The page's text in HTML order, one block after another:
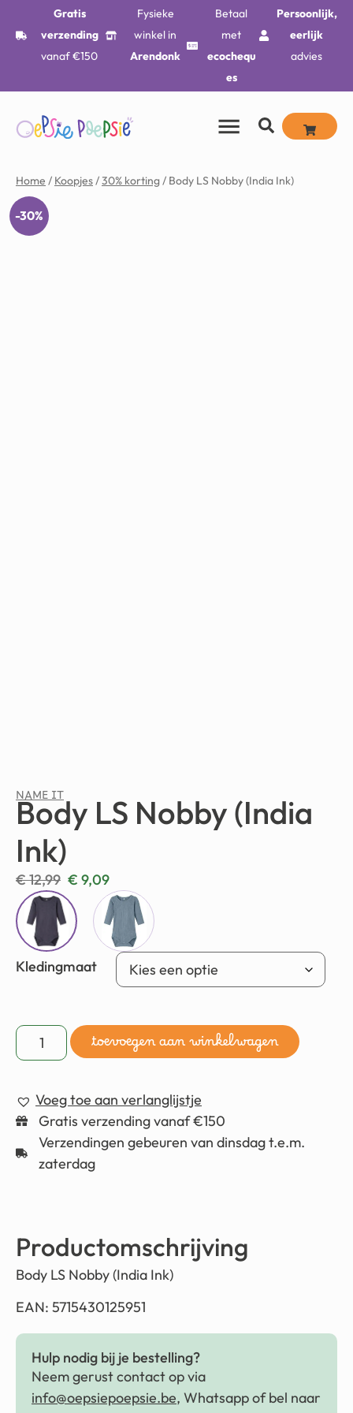
Gratis
verzending
vanaf €150
Fysieke
winkel in
Arendonk
Betaal
met
ecochequ
es
Persoonlijk,
eerlijk
advies
Home / Koopjes/30% korting/ Body LS Nobby (India Ink)
-30%
NAME IT
Body LS Nobby (India
Ink)
€12,99 € 9,09
Kledingmaat
toevoegen aan winkelwagen
Voeg toe aan verlanglijstje
Gratis verzending vanaf €150
Verzendingen gebeuren van dinsdag t.e.m.
zaterdag
Productomschrijving
Body LS Nobby (India Ink)
EAN: 5715430125951
Hulp nodig bij je bestelling?
Neem gerust contact op via
info@oepsiepoepsie.be, Whatsapp of bel naar